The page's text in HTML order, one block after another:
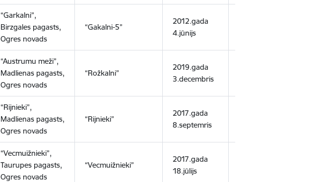
“Garkalni”,
Birzgales pagasts,
Ogres novads
“Gakalni-5”
2012.gada
4.jūnijs
“Austrumu meži”,
Madlienas pagasts,
Ogres novads
“Rožkalni”
2019.gada
3.decembris
“Rijnieki”,
Madlienas pagasts,
Ogres novads
“Rijnieki”
2017.gada
8.septemris
“Vecmuižnieki”,
Taurupes pagasts,
Ogres novads
“Vecmuižnieki”
2017.gada
18.jūlijs